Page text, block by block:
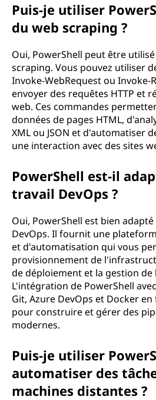
Puis-je utiliser
du web scraping ?
Oui, PowerShell peut être
scraping. Vous pouvez utiliser
Invoke-WebRequest ou
envoyer des requêtes HTTP et
web. Ces commandes
données de pages HTML,
XML ou JSON et d'automatiser
une interaction avec des sites
PowerShell est-il
travail DevOps ?
Oui, PowerShell est bien
DevOps. Il fournit une
et d'automatisation qui vous
provisionnement de
de déploiement et la gestion
L'intégration de PowerShell
Git, Azure DevOps et Docker
pour construire et gérer des
modernes.
Puis-je utiliser
automatiser des
machines distantes ?